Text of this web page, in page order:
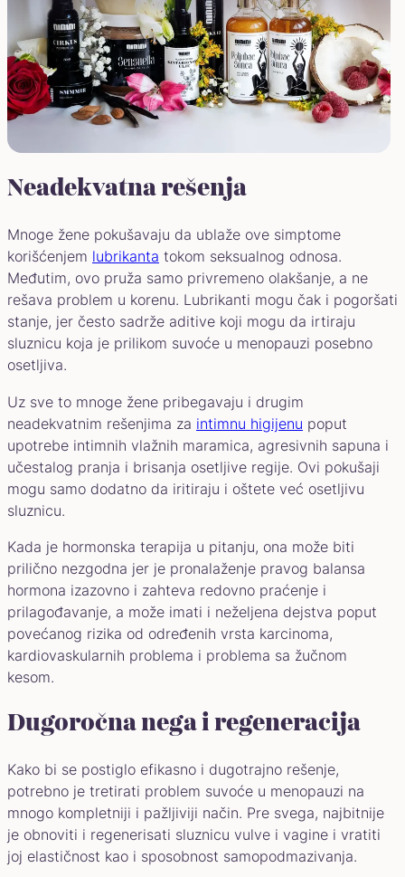
Neadekvatna rešenja
Mnoge žene pokušavaju da ublaže ove simptome
korišćenjem lubrikanta tokom seksualnog odnosa.
Međutim, ovo pruža samo privremeno olakšanje, a ne
rešava problem u korenu. Lubrikanti mogu čak i pogoršati
stanje, jer često sadrže aditive koji mogu da irtiraju
sluznicu koja je prilikom suvoće u menopauzi posebno
osetljiva.
Uz sve to mnoge žene pribegavaju i drugim
neadekvatnim rešenjima za intimnu higijenu poput
upotrebe intimnih vlažnih maramica, agresivnih sapuna i
učestalog pranja i brisanja osetljive regije. Ovi pokušaji
mogu samo dodatno da iritiraju i oštete već osetljivu
sluznicu.
Kada je hormonska terapija u pitanju, ona može biti
prilično nezgodna jer je pronalaženje pravog balansa
hormona izazovno i zahteva redovno praćenje i
prilagođavanje, a može imati i neželjena dejstva poput
povećanog rizika od određenih vrsta karcinoma,
kardiovaskularnih problema i problema sa žučnom
kesom.
Dugoročna nega i regeneracija
Kako bi se postiglo efikasno i dugotrajno rešenje,
potrebno je tretirati problem suvoće u menopauzi na
mnogo kompletniji i pažljiviji način. Pre svega, najbitnije
je obnoviti i regenerisati sluznicu vulve i vagine i vratiti
joj elastičnost kao i sposobnost samopodmazivanja.